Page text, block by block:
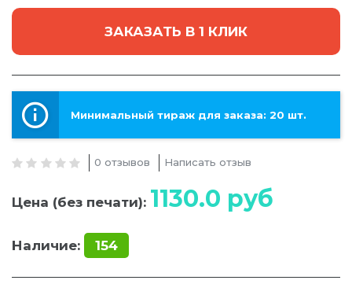
ЗАКАЗАТЬ В 1 КЛИК
Минимальный тираж для заказа: 20 шт.
0 отзывов Написать отзыв
Цена (без печати): 1130.0 руб
Наличие: 154